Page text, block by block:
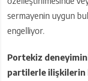
sermayenin uygun
engelliyor.
Portekiz
partilerle ilişkilerin